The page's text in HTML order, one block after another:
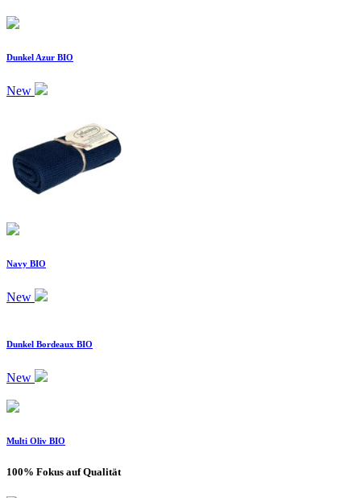
Dunkel Azur BIO
New
Navy BIO
New
Dunkel Bordeaux BIO
New
Multi Oliv BIO
100% Fokus auf Qualität